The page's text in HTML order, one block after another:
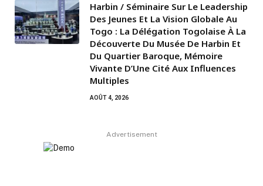
Harbin / Séminaire Sur Le Leadership
Des Jeunes Et La Vision Globale Au
Togo : La Délégation Togolaise À La
Découverte Du Musée De Harbin Et
Du Quartier Baroque, Mémoire
Vivante D’Une Cité Aux Influences
Multiples
AOÛT 4, 2026
Advertisement